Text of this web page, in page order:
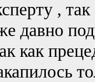
,
давно
как